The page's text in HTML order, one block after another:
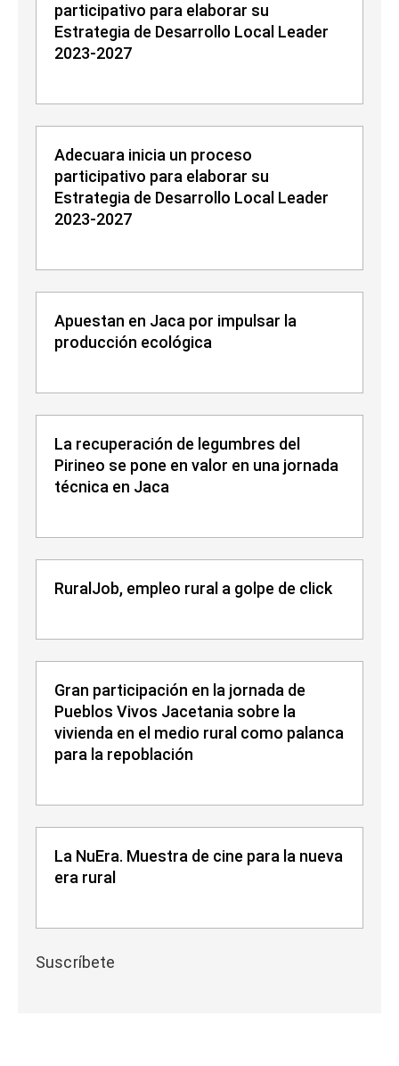
participativo para elaborar su
Estrategia de Desarrollo Local Leader
2023-2027
Adecuara inicia un proceso
participativo para elaborar su
Estrategia de Desarrollo Local Leader
2023-2027
Apuestan en Jaca por impulsar la
producción ecológica
La recuperación de legumbres del
Pirineo se pone en valor en una jornada
técnica en Jaca
RuralJob, empleo rural a golpe de click
Gran participación en la jornada de
Pueblos Vivos Jacetania sobre la
vivienda en el medio rural como palanca
para la repoblación
La NuEra. Muestra de cine para la nueva
era rural
Suscríbete